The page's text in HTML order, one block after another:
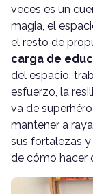
veces es un
magia, el
el resto de
carga de
del espacio,
esfuerzo, la
va de
mantener a
sus fortalezas
de cómo hacer